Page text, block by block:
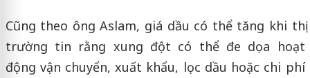
Cũng theo ông Aslam, giá dầu có thể tăng khi thị
trường tin rằng xung đột có thể đe dọa hoạt
động vận chuyển, xuất khẩu, lọc dầu hoặc chi phí